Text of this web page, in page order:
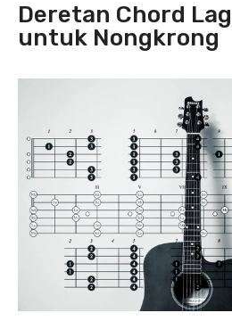
Deretan Chord
untuk Nongkrong